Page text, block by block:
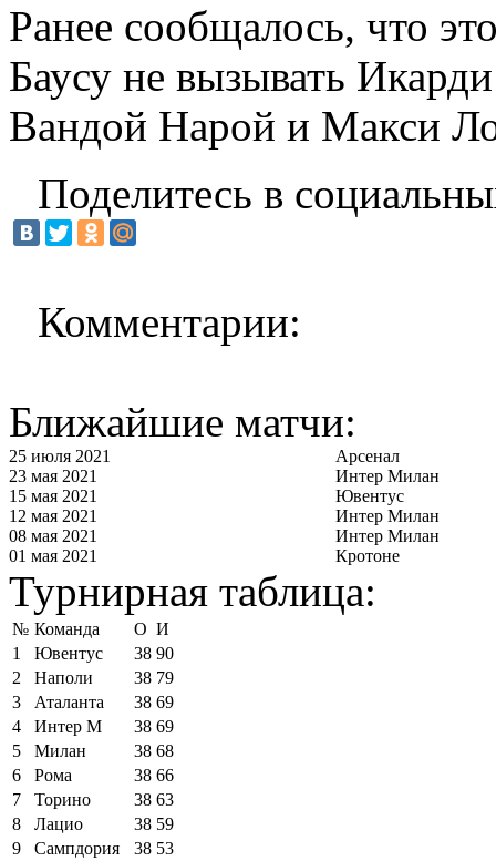
Ранее сообщалось, что
Баусу не вызывать
Вандой Нарой и Макси
Поделитесь в
Комментарии:
Ближайшие матчи:
25 июля 2021
Арсенал
23 мая 2021
Интер Милан
15 мая 2021
Ювентус
12 мая 2021
Интер Милан
08 мая 2021
Интер Милан
01 мая 2021
Кротоне
Турнирная таблица:
№ Команда О И
1
Ювентус 38 90
2
Наполи 38 79
3
Аталанта 38 69
4
Интер М 38 69
5
Милан 38 68
6
Рома 38 66
7
Торино 38 63
8
Лацио 38 59
9
Сампдория 38 53